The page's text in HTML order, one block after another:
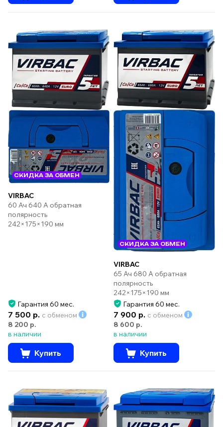
СКИДКА ЗА ОБМЕН
VIRBAC
60 Ач 640 А обратная
полярность
242×175×190 мм
Гарантия 60 мес.
7 500 р. с обменом
8 200 р.
в наличии
Купить
СКИДКА ЗА ОБМЕН
VIRBAC
65 Ач 680 А обратная
полярность
242×175×190 мм
Гарантия 60 мес.
7 900 р. с обменом
8 600 р.
в наличии
Купить